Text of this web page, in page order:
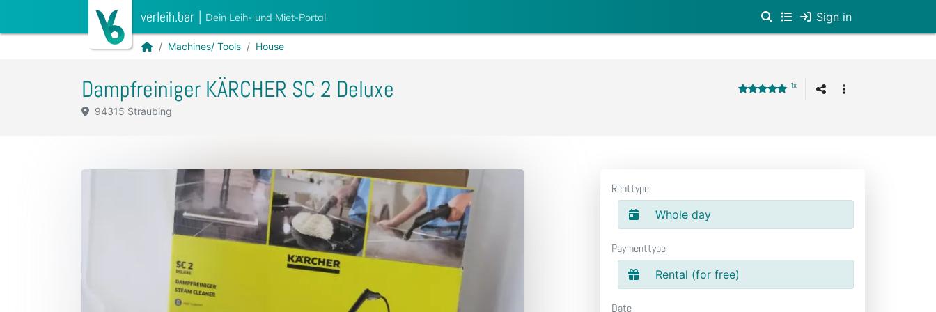
verleih.bar | Dein Leih- und Miet-Portal Sign in
Machines/ Tools House
Dampfreiniger KÄRCHER SC 2 Deluxe 1x
94315 Straubing
Renttype
Whole day
Paymenttype
Rental (for free)
Date